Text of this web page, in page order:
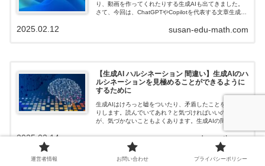
り、動画を作ってくれたりする生成AIも出てきました。
さて、今回は、ChatGPTやCopilotを代表する文章生成AI
susan-edu-math.com
2025.02.12
【生成AI ハルシネーション 間違い】生成AIのハ
ルシネーションを見極めることができるように
するために
生成AIはけろっと嘘をついたり、矛盾したことを言った
りします。読んでいてあれ？と気づければいいのです
が、気づかないこともよくあります。生成AIの間違いを
「ハルシネーション（幻覚）」といいます。ハルシネー
ションを見破るのは、使い手である人間が...
susan-edu-math.com
2025.02.14
運営者情報 お問い合わせ プライバシーポリシー